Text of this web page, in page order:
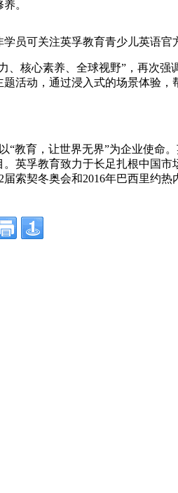
。
员可关注英孚教育青少儿英语官
核心素养、全球视野”，再次
活动，通过浸入式的场景体验
“教育，让世界无界”为企业使
英孚教育致力于长足扎根中国
索契冬奥会和2016年巴西里